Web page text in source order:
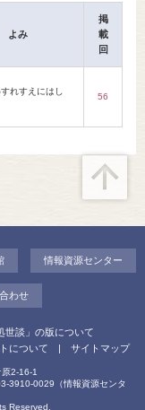
よみ
掲
載
回
れすえにはし
56
情報資源センター
わせ
世談」の版について
について サイトマップ
2-16-1
3910-0029（情報資源センタ
Reserved.